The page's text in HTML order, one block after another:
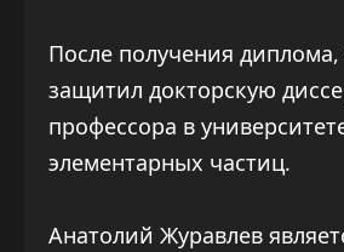
После получения
защитил докторскую
профессора в
элементарных частиц.
Анатолий Журавлев